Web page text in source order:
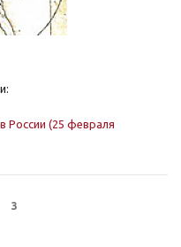
России (25 февраля
3